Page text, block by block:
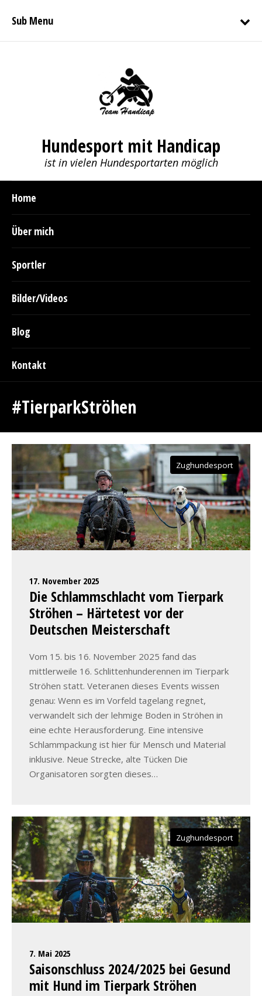
Sub Menu
Hundesport mit Handicap
ist in vielen Hundesportarten möglich
Home
Über mich
Sportler
Bilder/Videos
Blog
Kontakt
#TierparkStröhen
Zughundesport
17. November 2025
Die Schlammschlacht vom Tierpark
Ströhen – Härtetest vor der
Deutschen Meisterschaft
Vom 15. bis 16. November 2025 fand das
mittlerweile 16. Schlittenhunderennen im Tierpark
Ströhen statt. Veteranen dieses Events wissen
genau: Wenn es im Vorfeld tagelang regnet,
verwandelt sich der lehmige Boden in Ströhen in
eine echte Herausforderung. Eine intensive
Schlammpackung ist hier für Mensch und Material
inklusive. Neue Strecke, alte Tücken Die
Organisatoren sorgten dieses…
Zughundesport
7. Mai 2025
Saisonschluss 2024/2025 bei Gesund
mit Hund im Tierpark Ströhen